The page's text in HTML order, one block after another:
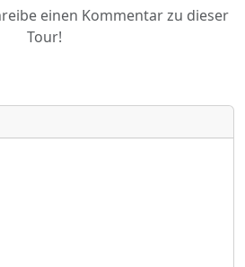
einen Kommentar zu dieser
Tour!